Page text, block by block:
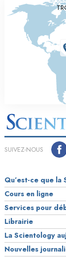
SUIVEZ-NOUS
Qu’est-ce que la
Cours en ligne
Services pour
Librairie
La Scientology
Nouvelles